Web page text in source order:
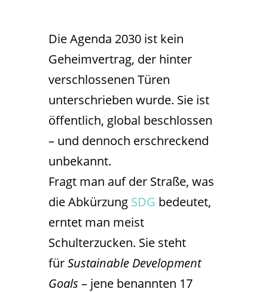
Die Agenda 2030 ist kein
Geheimvertrag, der hinter
verschlossenen Türen
unterschrieben wurde. Sie ist
öffentlich, global beschlossen
– und dennoch erschreckend
unbekannt.
Fragt man auf der Straße, was
die Abkürzung SDG bedeutet,
erntet man meist
Schulterzucken. Sie steht
fürSustainable Development
Goals – jene benannten 17